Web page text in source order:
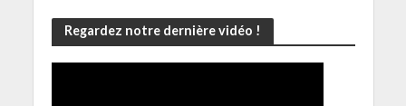
Regardez notre dernière vidéo !